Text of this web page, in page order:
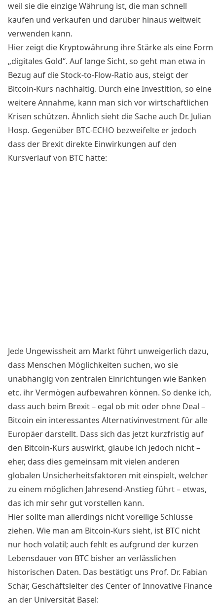
weil sie die einzige Währung ist, die man schnell
kaufen und verkaufen und darüber hinaus weltweit
verwenden kann.
Hier zeigt die Kryptowährung ihre Stärke als eine Form
„digitales Gold“. Auf lange Sicht, so geht man etwa in
Bezug auf dieStock-to-Flow-Ratio aus, steigt der
Bitcoin-Kurs nachhaltig. Durch eine Investition, so eine
weitere Annahme, kann man sich vor wirtschaftlichen
Krisen schützen. Ähnlich sieht die Sache auch Dr. Julian
Hosp. Gegenüber BTC-ECHO bezweifelte er jedoch
dass der Brexit direkte Einwirkungen auf den
Kursverlauf von BTC hätte:
Jede Ungewissheit am Markt führt unweigerlich dazu,
dass Menschen Möglichkeiten suchen, wo sie
unabhängig von zentralen Einrichtungen wie Banken
etc. ihr Vermögen aufbewahren können. So denke ich,
dass auch beim Brexit – egal ob mit oder ohne Deal –
Bitcoin ein interessantes Alternativinvestment für alle
Europäer darstellt. Dass sich das jetzt kurzfristig auf
den Bitcoin-Kurs auswirkt, glaube ich jedoch nicht –
eher, dass dies gemeinsam mit vielen anderen
globalen Unsicherheitsfaktoren mit einspielt, welcher
zu einem möglichen Jahresend-Anstieg führt – etwas,
das ich mir sehr gut vorstellen kann.
Hier sollte man allerdings nicht voreilige Schlüsse
ziehen. Wie man am Bitcoin-Kurs sieht, ist BTC nicht
nur hoch volatil; auch fehlt es aufgrund der kurzen
Lebensdauer von BTC bisher an verlässlichen
historischen Daten. Das bestätigt uns Prof. Dr. Fabian
Schär, Geschäftsleiter des Center of Innovative Finance
an der Universität Basel: